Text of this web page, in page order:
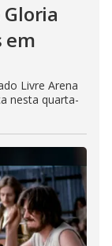
em
Livre Arena
nesta quarta-